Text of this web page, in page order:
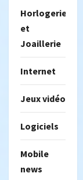
Horlogerie
et
Joaillerie
Internet
Jeux vidéo
Logiciels
Mobile
news